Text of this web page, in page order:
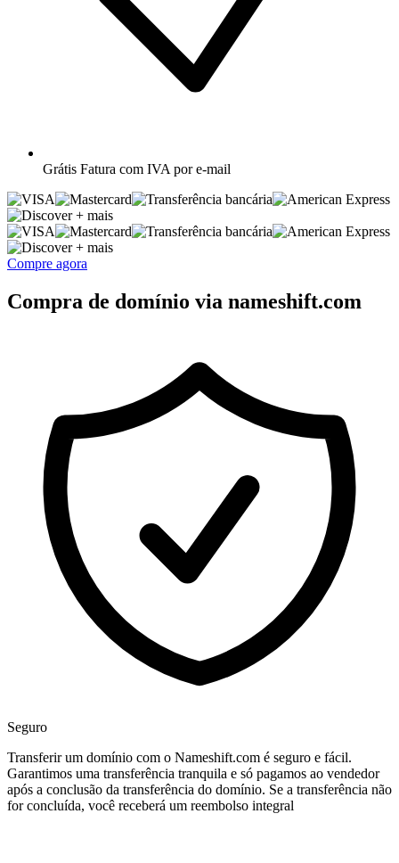
Grátis Fatura com IVA por e-mail
+ mais
+ mais
Compre agora
Compra de domínio via nameshift.com
Seguro
Transferir um domínio com o Nameshift.com é seguro e fácil.
Garantimos uma transferência tranquila e só pagamos ao vendedor
após a conclusão da transferência do domínio. Se a transferência não
for concluída, você receberá um reembolso integral